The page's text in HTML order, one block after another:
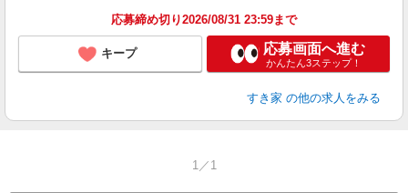
応募締め切り2026/08/31 23:59まで
キープ 応募画面へ進む
かんたん3ステップ！
すき家 の他の求人をみる
1／1